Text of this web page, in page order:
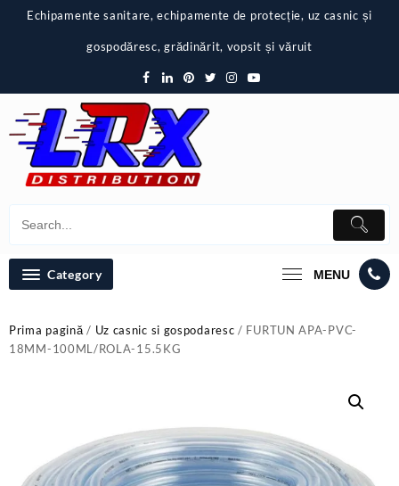
Echipamente sanitare, echipamente de protecție, uz casnic și
gospodăresc, grădinărit, vopsit și văruit
Category MENU
Prima pagină/ Uz casnic si gospodaresc / FURTUN APA-PVC-
18MM-100ML/ROLA-15.5KG